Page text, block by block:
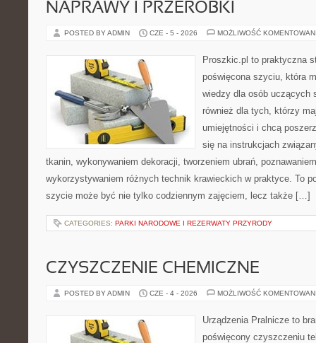
NAPRAWY I PRZERÓBKI
POSTED BY ADMIN CZE - 5 - 2026 MOŻLIWOŚĆ
Proszkic.pl to praktyczna
poświęcona szyciu, która
wiedzy dla osób uczących
również dla tych, którzy
umiejętności i chcą
się na instrukcjach
tkanin, wykonywaniem dekoracji, tworzeniem ubrań,
wykorzystywaniem różnych technik krawieckich w praktyce. To
szycie może być nie tylko codziennym zajęciem, lecz także […]
CATEGORIES: PARKI NARODOWE I REZERWATY PRZYRODY
CZYSZCZENIE CHEMICZNE
POSTED BY ADMIN CZE - 4 - 2026 MOŻLIWOŚĆ
Urządzenia Pralnicze to
poświęcony czyszczeniu